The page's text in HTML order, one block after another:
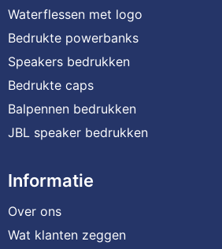
Waterflessen met logo
Bedrukte powerbanks
Speakers bedrukken
Bedrukte caps
Balpennen bedrukken
JBL speaker bedrukken
Informatie
Over ons
Wat klanten zeggen